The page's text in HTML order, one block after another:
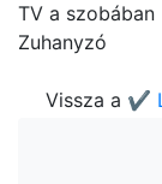
TV a szobában
Zuhanyzó
Vissza a ✔️